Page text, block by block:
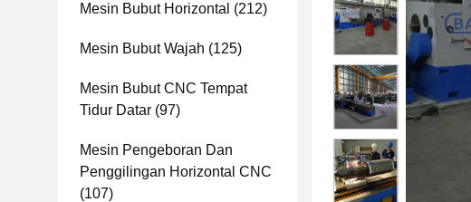
Mesin Bubut Horizontal (212)
Mesin Bubut Wajah (125)
Mesin Bubut CNC Tempat
Tidur Datar (97)
Mesin Pengeboran Dan
Penggilingan Horizontal CNC
(107)